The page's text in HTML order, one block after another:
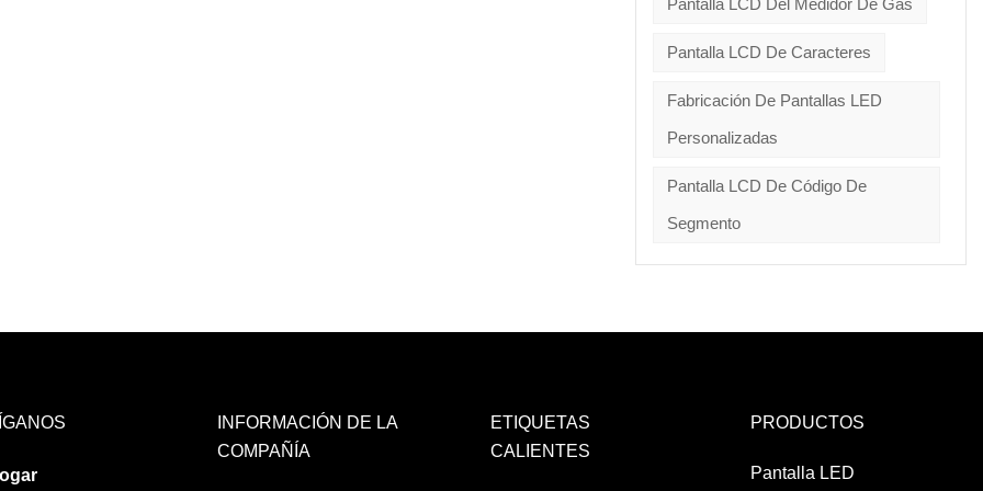
Pantalla LCD De Caracteres
Fabricación De Pantallas LED
Personalizadas
Pantalla LCD De Código De
Segmento
INFORMACIÓN DE LA
COMPAÑÍA
ETIQUETAS
CALIENTES
PRODUCTOS
Pantalla LED